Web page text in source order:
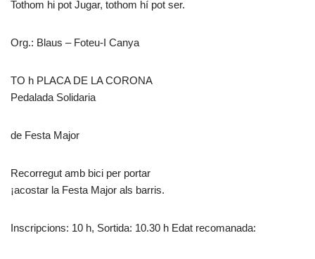
Tothom hi pot Jugar, tothom hí pot ser.
Org.: Blaus – Foteu-I Canya
TO h PLACA DE LA CORONA
Pedalada Solidaria
de Festa Major
Recorregut amb bici per portar
¡acostar la Festa Major als barris.
Inscripcions: 10 h, Sortida: 10.30 h Edat recomanada: